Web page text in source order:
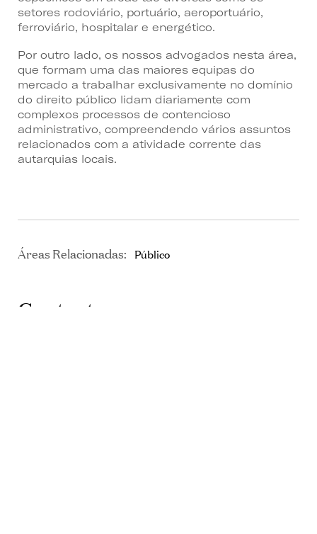
setores rodoviário, portuário, aeroportuário,
ferroviário, hospitalar e energético.
Por outro lado, os nossos advogados nesta área,
que formam uma das maiores equipas do
mercado a trabalhar exclusivamente no domínio
do direito público lidam diariamente com
complexos processos de contencioso
administrativo, compreendendo vários assuntos
relacionados com a atividade corrente das
autarquias locais.
Áreas Relacionadas: Público
Contactos